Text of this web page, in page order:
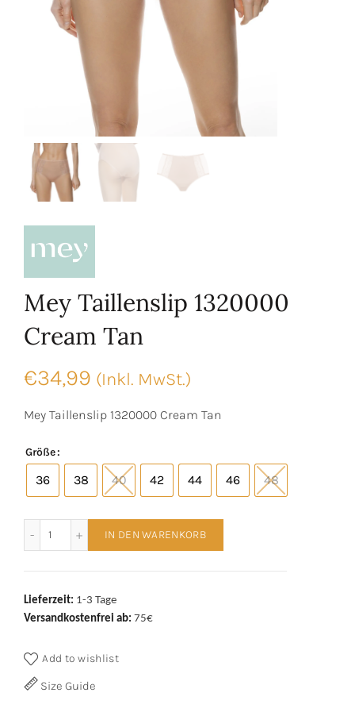
Mey Taillenslip 1320000
Cream Tan
€34,99 (Inkl. MwSt.)
Mey Taillenslip 1320000 Cream Tan
Größe
36 38 40 42 44 46 48
IN DEN WARENKORB
Lieferzeit: 1-3 Tage
Versandkostenfrei ab: 75€
Add to wishlist
Size Guide